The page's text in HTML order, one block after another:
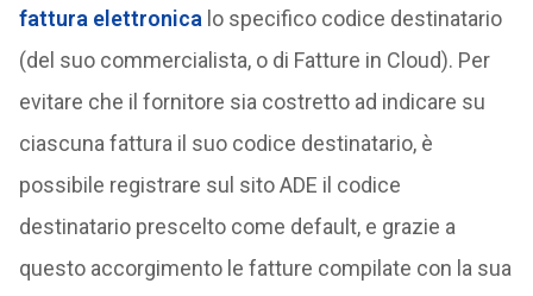
fattura elettronica lo specifico codice destinatario
(del suo commercialista, o di Fatture in Cloud). Per
evitare che il fornitore sia costretto ad indicare su
ciascuna fattura il suo codice destinatario, è
possibile registrare sul sito ADE il codice
destinatario prescelto come default, e grazie a
questo accorgimento le fatture compilate con la sua